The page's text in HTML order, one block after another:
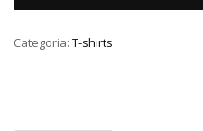
Categoria: T-shirts